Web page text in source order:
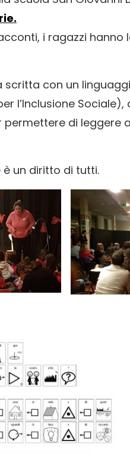
i ragazzi
scritta con un
l’Inclusione
permettere di leggere
è un diritto di tutti.